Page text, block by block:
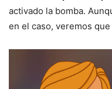
activado la bomba.
en el caso, veremos